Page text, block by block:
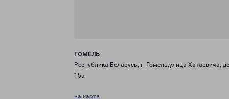
ГОМЕЛЬ
Республика Беларусь, г. Гомель,улица Хатаевича,
15а
на карте